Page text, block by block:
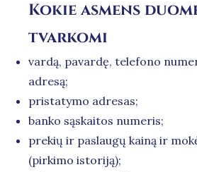
Kokie asmens
tvarkomi
vardą, pavardę, telefono
adresą;
pristatymo adresas;
banko sąskaitos numeris;
prekių ir paslaugų kainą ir
(pirkimo istoriją);